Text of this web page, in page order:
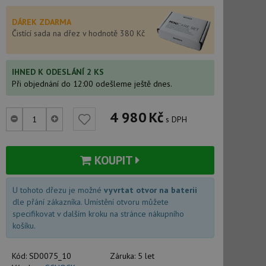
DÁREK ZDARMA
Čistící sada na dřez v hodnotě 380 Kč
IHNED K ODESLÁNÍ 2 KS
Při objednání do 12:00 odešleme ještě dnes.
4 980Kč s DPH
KOUPIT
U tohoto dřezu je možné vyvrtat otvor na baterii
dle přání zákazníka. Umístění otvoru můžete
specifikovat v dalším kroku na stránce nákupního
košíku.
Kód: SD0075_10 Záruka: 5 let